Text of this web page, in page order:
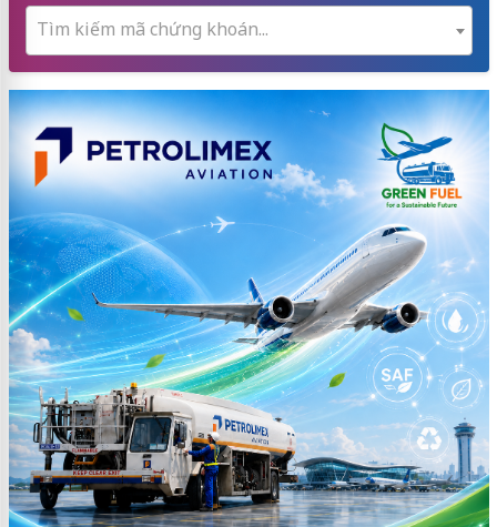
Tìm kiếm mã chứng khoán...